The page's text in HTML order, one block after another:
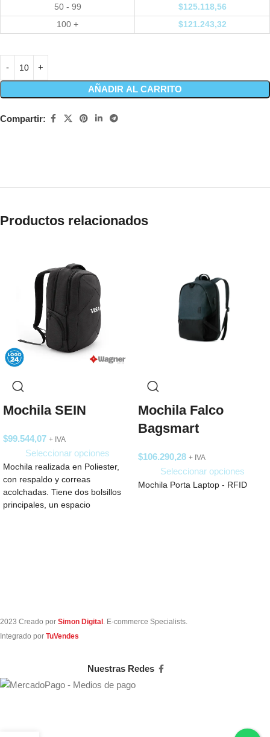
50 - 99
$125.118,56
100 +
$121.243,32
AÑADIR AL CARRITO
Compartir:
Productos relacionados
Mochila SEIN
$99.544,07 + IVA
Seleccionar opciones
Mochila realizada en Poliester,
con respaldo y correas
acolchadas. Tiene dos bolsillos
principales, un espacio
Mochila Falco
Bagsmart
$106.290,28 + IVA
Seleccionar opciones
Mochila Porta Laptop - RFID
2023 Creado por Simon Digital . E-commerce Specialists.
Integrado por TuVendes
Nuestras Redes